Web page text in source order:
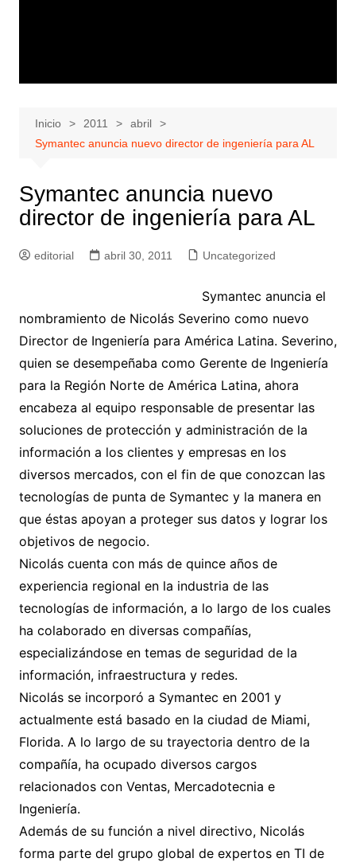
Inicio 2011
abril
Symantec anuncia nuevo director de ingeniería para AL
Symantec anuncia nuevo
director de ingeniería para AL
editorial abril 30, 2011 Uncategorized
Symantec anuncia el
nombramiento de Nicolás Severino como nuevo
Director de Ingeniería para América Latina. Severino,
quien se desempeñaba como Gerente de Ingeniería
para la Región Norte de América Latina, ahora
encabeza al equipo responsable de presentar las
soluciones de protección y administración de la
información a los clientes y empresas en los
diversos mercados, con el fin de que conozcan las
tecnologías de punta de Symantec y la manera en
que éstas apoyan a proteger sus datos y lograr los
objetivos de negocio.
Nicolás cuenta con más de quince años de
experiencia regional en la industria de las
tecnologías de información, a lo largo de los cuales
ha colaborado en diversas compañías,
especializándose en temas de seguridad de la
información, infraestructura y redes.
Nicolás se incorporó a Symantec en 2001 y
actualmente está basado en la ciudad de Miami,
Florida. A lo largo de su trayectoria dentro de la
compañía, ha ocupado diversos cargos
relacionados con Ventas, Mercadotecnia e
Ingeniería.
Además de su función a nivel directivo, Nicolás
forma parte del grupo global de expertos en TI de